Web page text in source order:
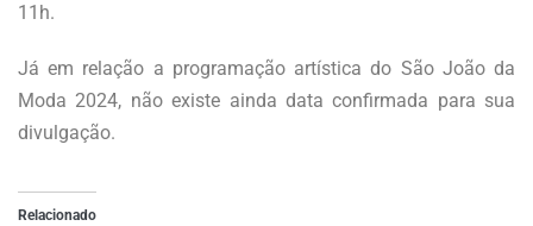
11h.
Já em relação a programação artística do São João da
Moda 2024, não existe ainda data confirmada para sua
divulgação.
Relacionado